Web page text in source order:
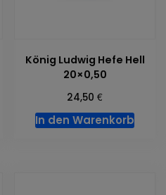
König Ludwig Hefe Hell
20×0,50
24,50€
In den Warenkorb